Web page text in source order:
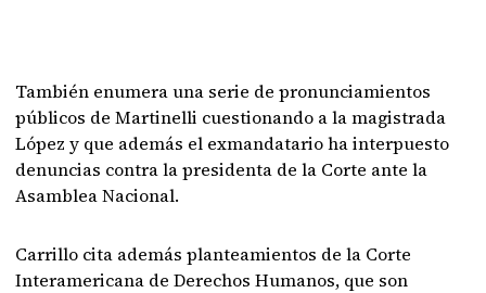
También enumera una serie de pronunciamientos
públicos de Martinelli cuestionando a la magistrada
López y que además el exmandatario ha interpuesto
denuncias contra la presidenta de la Corte ante la
Asamblea Nacional.
Carrillo cita además planteamientos de la Corte
Interamericana de Derechos Humanos, que son